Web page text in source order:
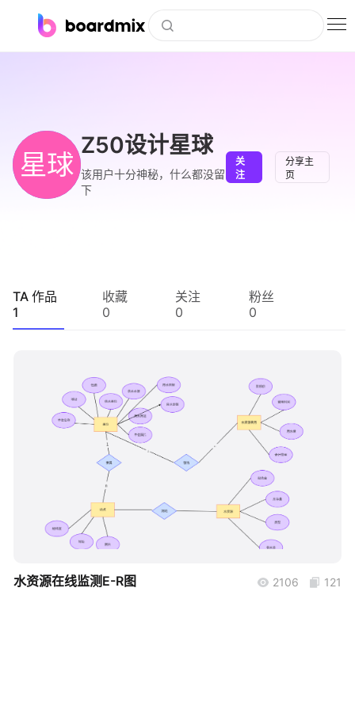
下载
会员
企业服务
知识分享社区
星球
Z50设计星球
该用户十分神秘，什么都没留
下
关
注
分享主
页
TA 作品
1
收藏
0
关注
0
粉丝
0
boardmix
水资源在线监测E-R图 2106 121